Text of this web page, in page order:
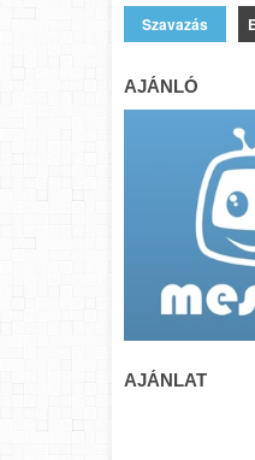
AJÁNLÓ
AJÁNLAT